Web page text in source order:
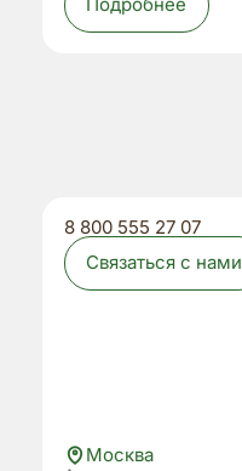
Подробнее
8 800 555 27 07
Связаться с нами
Москва